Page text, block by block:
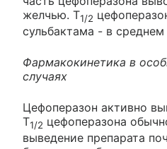
желчью. T1/2
сульбактама - в среднем
Фармакокинетика в
случаях
Цефоперазон активно
T1/2 цефоперазона
выведение препарата